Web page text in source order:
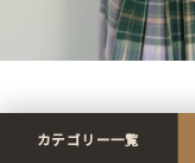
カテゴリー一覧